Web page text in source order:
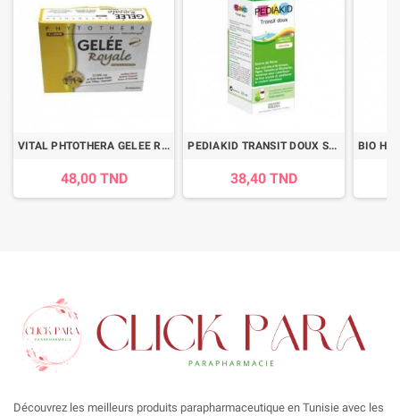
VITAL PHTOTHERA GELEE ROYALE SACHET B/20
48,00 TND
PEDIAKID TRANSIT DOUX SIROP 125ML
38,40 TND
Découvrez les meilleurs produits parapharmaceutique en Tunisie avec les